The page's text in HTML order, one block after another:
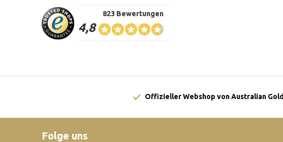
4,8
823 Bewertungen
Offizieller Webshop von Australian Gold
Folge uns